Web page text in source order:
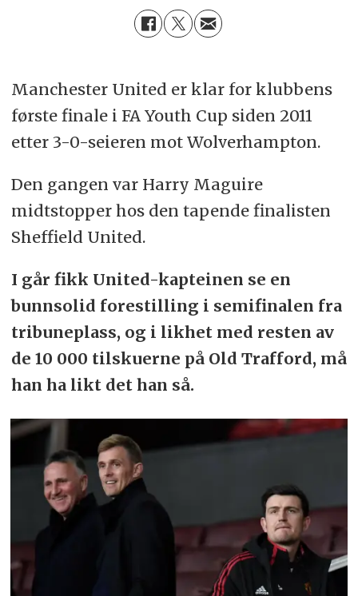
Manchester United er klar for klubbens
første finale i FA Youth Cup siden 2011
etter 3-0-seieren mot Wolverhampton.
Den gangen var Harry Maguire
midtstopper hos den tapende finalisten
Sheffield United.
I går fikk United-kapteinen se en
bunnsolid forestilling i semifinalen fra
tribuneplass, og i likhet med resten av
de 10 000 tilskuerne på Old Trafford, må
han ha likt det han så.